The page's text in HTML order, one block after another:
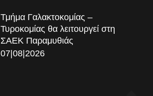
Τμήμα Γαλακτοκομίας –
Τυροκομίας θα λειτουργεί στη
ΣΑΕΚ Παραμυθιάς
07|08|2026